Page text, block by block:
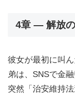
4章 ― 解放
彼女が最初に叫
弟は、SNSで金
突然「治安維持